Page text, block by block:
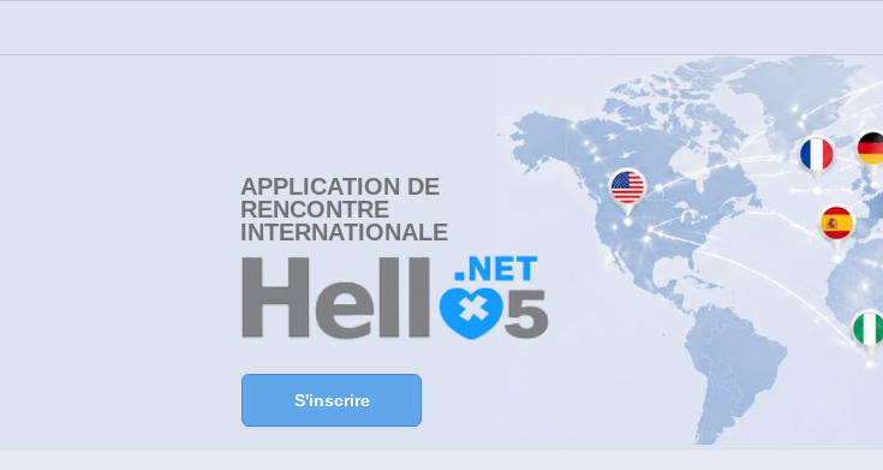
APPLICATION DE
RENCONTRE
INTERNATIONALE
S'inscrire